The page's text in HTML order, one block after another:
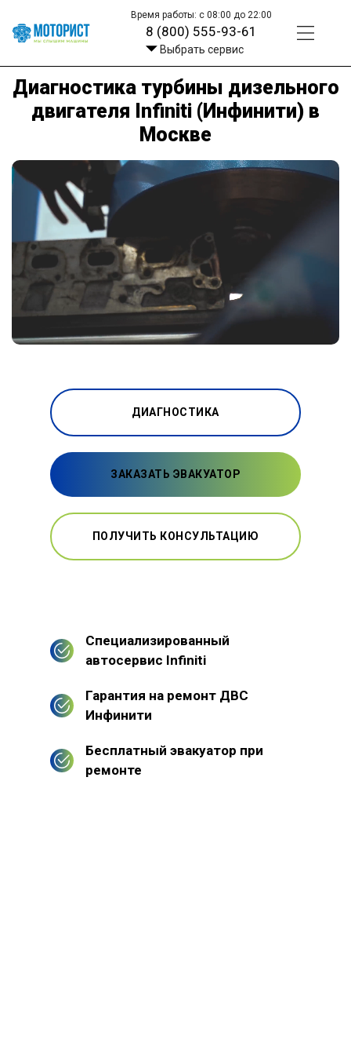
Время работы: с 08:00 до 22:00
8 (800) 555-93-61
Выбрать сервис
Диагностика турбины дизельного
двигателя Infiniti (Инфинити) в
Москве
ДИАГНОСТИКА
ЗАКАЗАТЬ ЭВАКУАТОР
ПОЛУЧИТЬ КОНСУЛЬТАЦИЮ
Специализированный
автосервис Infiniti
Гарантия на ремонт ДВС
Инфинити
Бесплатный эвакуатор при
ремонте